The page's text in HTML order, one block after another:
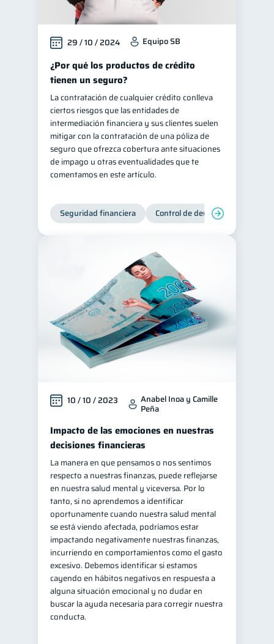
29 / 10 / 2024 Equipo SB
¿Por qué los productos de crédito
tienen un seguro?
La contratación de cualquier crédito conlleva
ciertos riesgos que las entidades de
intermediación financiera y sus clientes suelen
mitigar con la contratación de una póliza de
seguro que ofrezca cobertura ante situaciones
de impago u otras eventualidades que te
comentamos en este artículo.
Seguridad financiera Control de deudas
10 / 10 / 2023 Anabel Inoa y Camille
Peña
Impacto de las emociones en nuestras
decisiones financieras
La manera en que pensamos o nos sentimos
respecto a nuestras finanzas, puede reflejarse
en nuestra salud mental y viceversa. Por lo
tanto, si no aprendemos a identificar
oportunamente cuando nuestra salud mental
se está viendo afectada, podríamos estar
impactando negativamente nuestras finanzas,
incurriendo en comportamientos como el gasto
excesivo. Debemos identificar si estamos
cayendo en hábitos negativos en respuesta a
alguna situación emocional y no dudar en
buscar la ayuda necesaria para corregir nuestra
conducta.